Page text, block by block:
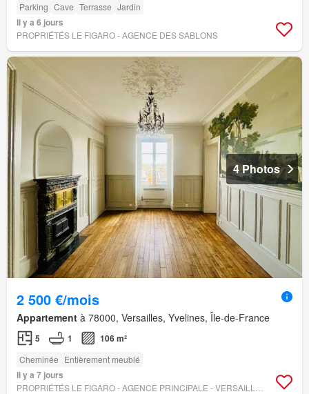
Parking Cave Terrasse Jardin
Il y a 6 jours
PROPRIÉTÉS LE FIGARO - AGENCE DES SABLONS
4 Photos
2 500 €/mois
Appartement à 78000, Versailles, Yvelines, Île-de-France
5 1 106 m²
Cheminée Entièrement meublé
Il y a 7 jours